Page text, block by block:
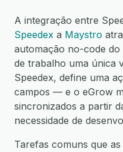
A integração entre
Speedex a Maystro
automação no-code
de trabalho uma única
Speedex, define uma
campos — e o eGrow
sincronizados a partir
necessidade de
Tarefas comuns que